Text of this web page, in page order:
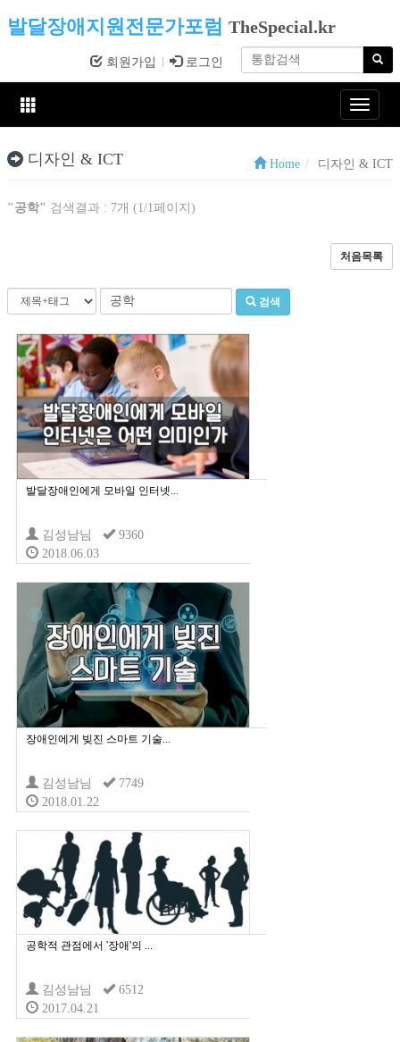
발달장애지원전문가포럼 TheSpecial.kr
회원가입 로그인
Toggle
디자인 & ICT Home 디자인 & ICT
"공학" 검색결과 : 7개 (1/1페이지)
처음목록
검색
발달장애인에게 모바일 인터넷...
김성남님
9360
2018.06.03
장애인에게 빚진 스마트 기술...
김성남님
7749
2018.01.22
공학적 관점에서 '장애'의 ...
김성남님
6512
2017.04.21